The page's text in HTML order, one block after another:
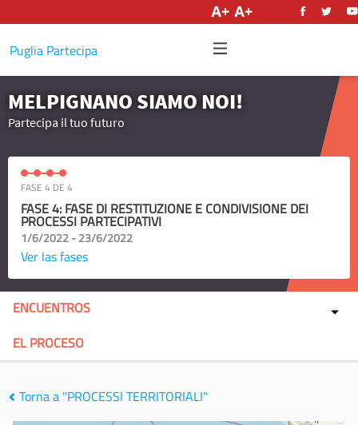
Puglia Partecipa
MELPIGNANO SIAMO NOI!
Partecipa il tuo futuro
FASE 4 DE 4
FASE 4: FASE DI RESTITUZIONE E CONDIVISIONE DEI
PROCESSI PARTECIPATIVI
1/6/2022 - 23/6/2022
Ver las fases
ENCUENTROS
EL PROCESO
Torna a "PROCESSI TERRITORIALI"